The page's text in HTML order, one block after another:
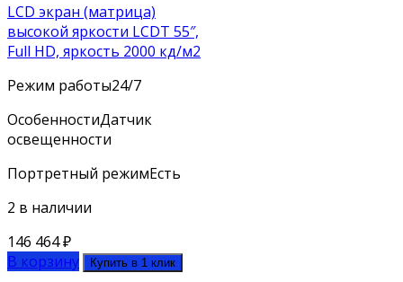
LCD экран (матрица)
высокой яркости LCDT 55″,
Full HD, яркость 2000 кд/м2
Режим работы24/7
ОсобенностиДатчик
освещенности
Портретный режимЕсть
2 в наличии
146 464₽
В корзину
Купить в 1 клик